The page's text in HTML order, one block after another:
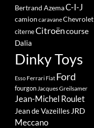
Bertrand AzemaC-I-J
camion caravaneChevrolet
citerneCitroëncourse
Dalia
Dinky Toys
Esso Ferrari Fiat Ford
fourgonJacques Greilsamer
Jean-Michel Roulet
Jean de Vazeilles JRD
Meccano